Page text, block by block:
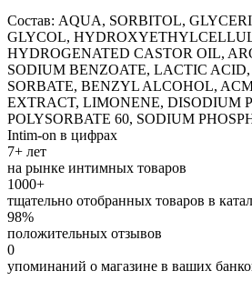
Состав: AQUA, SORBITOL,
GLYCOL,
HYDROGENATED CASTOR OIL,
SODIUM BENZOATE, LACTIC
SORBATE, BENZYL ALCOHOL,
EXTRACT, LIMONENE, DISODIUM
POLYSORBATE 60, SODIUM
Intim-on в цифрах
7+ лет
на рынке интимных товаров
1000+
тщательно отобранных товаров в
98%
положительных отзывов
0
упоминаний о магазине в ваших